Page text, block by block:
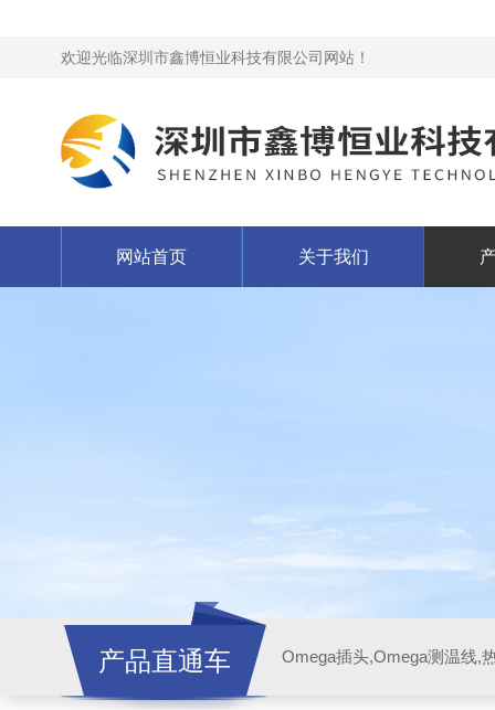
欢迎光临深圳市鑫博恒业科技有限公司网站！
网站首页 关于我们
产品直通车